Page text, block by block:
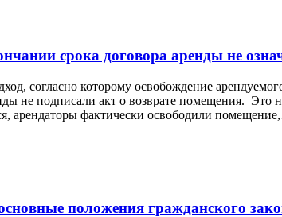
срока договора аренды не
согласно которому освобождение
не подписали акт о возврате помещения. Это
арендаторы фактически освободили
положения гражданского